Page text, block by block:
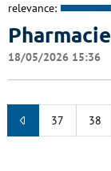
relevance:
Pharmacie
18/05/2026 15:36
37 38